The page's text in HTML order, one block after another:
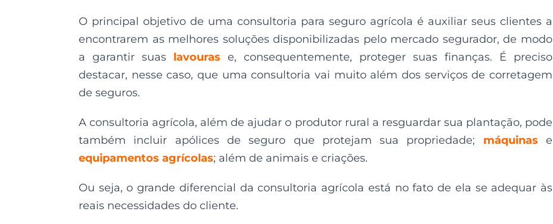
O principal objetivo de uma consultoria para seguro agrícola é auxiliar seus clientes a
encontrarem as melhores soluções disponibilizadas pelo mercado segurador, de modo
a garantir suas lavouras e, consequentemente, proteger suas finanças. É preciso
destacar, nesse caso, que uma consultoria vai muito além dos serviços de corretagem
de seguros.
A consultoria agrícola, além de ajudar o produtor rural a resguardar sua plantação, pode
também incluir apólices de seguro que protejam sua propriedade; máquinas
e
equipamentos agrícolas; além de animais e criações.
Ou seja, o grande diferencial da consultoria agrícola está no fato de ela se adequar às
reais necessidades do cliente.